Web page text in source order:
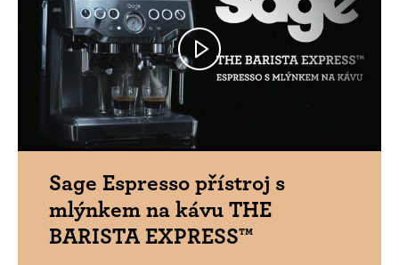
Sage Espresso přístroj s
mlýnkem na kávu THE
BARISTA EXPRESS™